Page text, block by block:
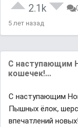
2.1k
5 лет назад
С наступающим
кошечек!...
С наступающим
Пышных ёлок,
впечатлений